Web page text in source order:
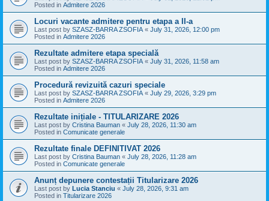
Posted in Admitere 2026
Locuri vacante admitere pentru etapa a II-a
Last post by SZASZ-BARRA ZSOFIA « July 31, 2026, 12:00 pm
Posted in Admitere 2026
Rezultate admitere etapa specială
Last post by SZASZ-BARRA ZSOFIA « July 31, 2026, 11:58 am
Posted in Admitere 2026
Procedură revizuită cazuri speciale
Last post by SZASZ-BARRA ZSOFIA « July 29, 2026, 3:29 pm
Posted in Admitere 2026
Rezultate inițiale - TITULARIZARE 2026
Last post by Cristina Bauman « July 28, 2026, 11:30 am
Posted in Comunicate generale
Rezultate finale DEFINITIVAT 2026
Last post by Cristina Bauman « July 28, 2026, 11:28 am
Posted in Comunicate generale
Anunț depunere contestații Titularizare 2026
Last post by Lucia Stanciu « July 28, 2026, 9:31 am
Posted in Titularizare 2026